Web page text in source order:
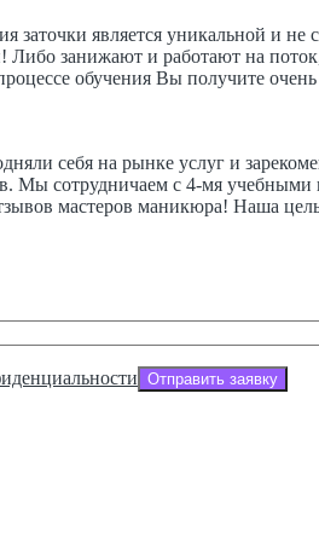
заточки является уникальной и
занижают и работают на
обучения Вы получите
себя на рынке услуг и
Мы сотрудничаем с 4-мя
мастеров маникюра! Наша
Отправить заявку